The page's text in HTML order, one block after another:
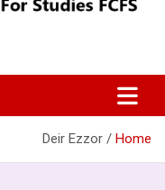
Home
Deir Ezzor